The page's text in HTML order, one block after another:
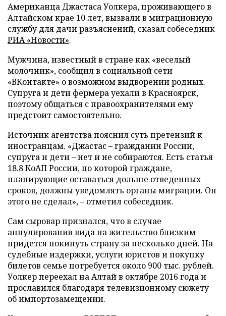
Американца Джастаса Уолкера, проживающего в
Алтайском крае 10 лет, вызвали в миграционную
службу для дачи разъяснений, сказал собеседник
РИА «Новости».
Мужчина, известный в стране как «веселый
молочник», сообщил в социальной сети
«ВКонтакте» о возможном выдворении родных.
Супруга и дети фермера уехали в Красноярск,
поэтому общаться с правоохранителями ему
предстоит самостоятельно.
Источник агентства пояснил суть претензий к
иностранцам. «Джастас – гражданин России,
супруга и дети – нет и не собираются. Есть статья
18.8 КоАП России, по которой граждане,
планирующие оставаться дольше отведенных
сроков, должны уведомлять органы миграции. Он
этого не сделал», – отметил собеседник.
Сам сыровар признался, что в случае
аннулирования вида на жительство близким
придется покинуть страну за несколько дней. На
судебные издержки, услуги юристов и покупку
билетов семье потребуется около 900 тыс. рублей.
Уолкер переехал на Алтай в октябре 2016 года и
прославился благодаря телевизионному сюжету
об импортозамещении.